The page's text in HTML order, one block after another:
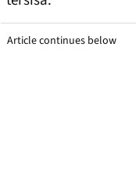
Article continues below